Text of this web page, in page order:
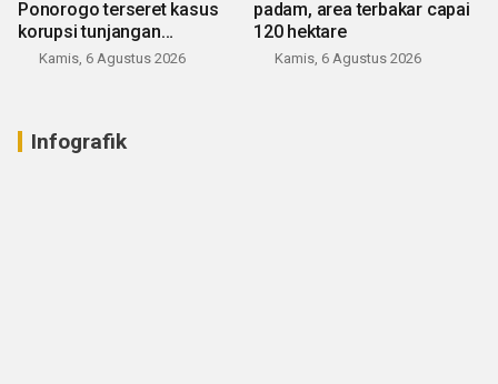
Ponorogo terseret kasus
korupsi tunjangan
perumahan
Kamis, 6 Agustus 2026
padam, area terbakar capai
120 hektare
Kamis, 6 Agustus 2026
Infografik